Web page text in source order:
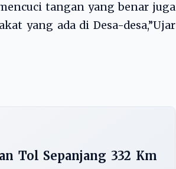
tangan yang benar juga
yang ada di Desa-desa,”Ujar
Tol Sepanjang 332 Km